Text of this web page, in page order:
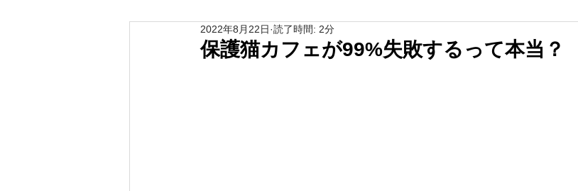
障がい者グループホーム スタッフ募集 地方創生
保護猫カフェが99%失敗するって本当？
2022年8月22日 読了時間: 2分